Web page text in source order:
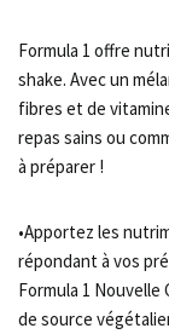
Formula 1 offre
shake. Avec un
fibres et de
repas sains ou
à préparer !
•Apportez les
répondant à vos
Formula 1
de source